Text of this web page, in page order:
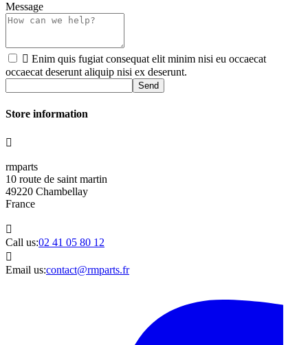
Message
 Enim quis fugiat consequat elit minim nisi eu occaecat
occaecat deserunt aliquip nisi ex deserunt.
Send
Store information

rmparts
10 route de saint martin
49220 Chambellay
France

Call us:02 41 05 80 12

Email us:contact@rmparts.fr